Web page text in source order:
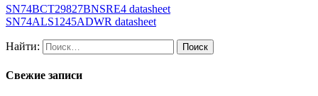
SN74BCT29827BNSRE4 datasheet
SN74ALS1245ADWR datasheet
Найти:
Свежие записи